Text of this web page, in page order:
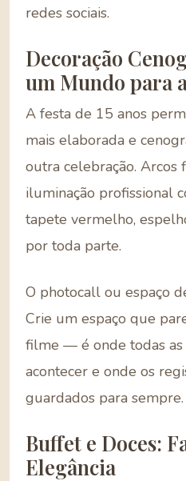
redes sociais.
Decoração
um Mundo para
A festa de 15 anos
mais elaborada e
outra celebração. Arcos
iluminação profissional
tapete vermelho,
por toda parte.
O photocall ou espaço
Crie um espaço que
filme — é onde todas as
acontecer e onde os
guardados para sempre.
Buffet e Doces:
Elegância